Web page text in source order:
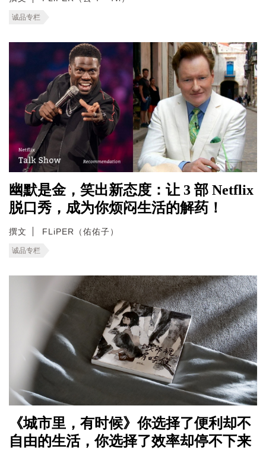
诚品专栏
幽默是金，笑出新态度：让 3 部 Netflix
脱口秀，成为你烦闷生活的解药！
撰文 FLiPER（佑佑子）
诚品专栏
《城市里，有时候》你选择了便利却不
自由的生活，你选择了效率却停不下来